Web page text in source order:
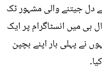
دل جیتنے والی مشہور ٹک
ہی میں انسٹاگرام پر ایک
نے پہلی بار اپنے بچپن